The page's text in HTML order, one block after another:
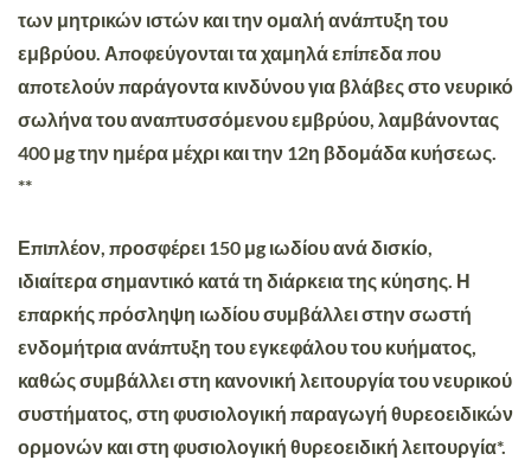
των μητρικών ιστών και την ομαλή ανάπτυξη του
εμβρύου. Αποφεύγονται τα χαμηλά επίπεδα που
αποτελούν παράγοντα κινδύνου για βλάβες στο νευρικό
σωλήνα του αναπτυσσόμενου εμβρύου, λαμβάνοντας
400 μg την ημέρα μέχρι και την 12η βδομάδα κυήσεως.
**
Επιπλέον, προσφέρει 150 μg ιωδίου ανά δισκίο,
ιδιαίτερα σημαντικό κατά τη διάρκεια της κύησης. Η
επαρκής πρόσληψη ιωδίου συμβάλλει στην σωστή
ενδομήτρια ανάπτυξη του εγκεφάλου του κυήματος,
καθώς συμβάλλει στη κανονική λειτουργία του νευρικού
συστήματος, στη φυσιολογική παραγωγή θυρεοειδικών
ορμονών και στη φυσιολογική θυρεοειδική λειτουργία*.